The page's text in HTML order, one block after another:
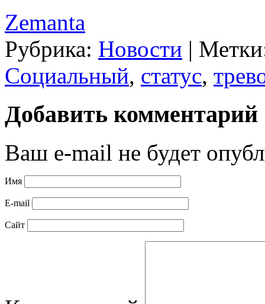
Zemanta
Рубрика: Новости |
Социальный, статус,
Добавить комментарий
Ваш e-mail не будет
Имя
E-mail
Сайт